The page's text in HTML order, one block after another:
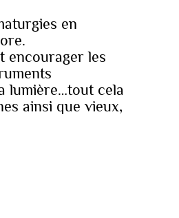
en
encourager les
lumière…tout cela
ainsi que vieux,